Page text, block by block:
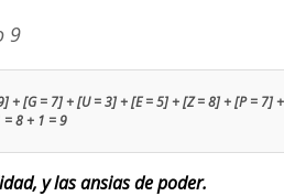
9
+ [G = 7] + [U = 3] + [E = 5] + [Z = 8] + [P = 7]
8 + 1 = 9
y las ansias de poder.